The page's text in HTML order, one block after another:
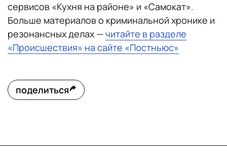
сервисов «Кухня на районе» и «Самокат».
Больше материалов о криминальной хронике и
резонансных делах — читайте в разделе
«Происшествия» на сайте «Постньюс»
поделиться